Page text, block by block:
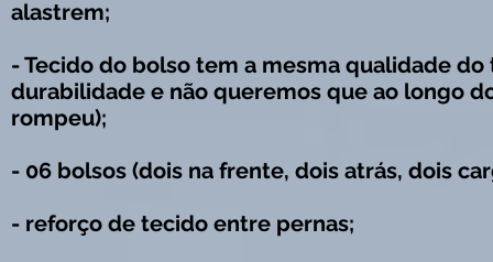
alastrem;
- Tecido do bolso tem a mesma qualidade
durabilidade e não queremos que ao longo
rompeu);
- 06 bolsos (dois na frente, dois atrás, dois
- reforço de tecido entre pernas;